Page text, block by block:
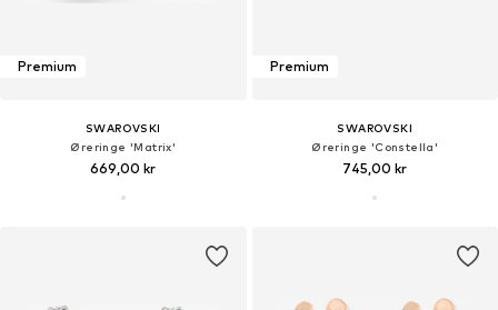
Premium
SWAROVSKI
Øreringe 'Matrix'
669,00 kr
Premium
SWAROVSKI
Øreringe 'Constella'
745,00 kr